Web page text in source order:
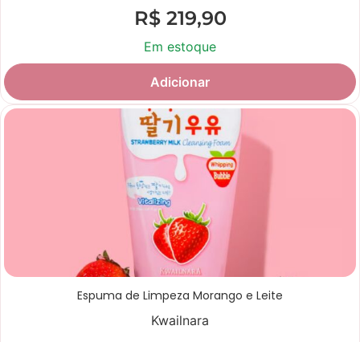
R$219,90
Em estoque
Adicionar
Espuma de Limpeza Morango e Leite
Kwailnara